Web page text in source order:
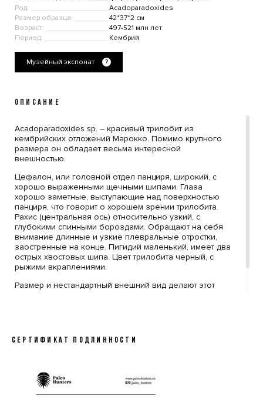
Род:
Acadoparadoxides
Размер образца:
42*37*2 см
Возраст:
497-521 млн лет
Период:
Кембрий
Музейный экспонат ?
ОПИСАНИЕ
Acadoparadoxides sp. – красивый трилобит из
кембрийских отложений Марокко. Помимо крупного
размера он обладает весьма интересной
внешностью.
Цефалон, или головной отдел панциря, широкий, с
хорошо выраженными щечными шипами. Глаза
хорошо заметные, выступающие над поверхностью
панциря, что говорит о хорошем зрении трилобита.
Рахис (центральная ось) относительно узкий, с
глубокими спинными бороздами. Обращают на себя
внимание длинные и узкие плевральные отростки,
заостренные на конце. Пигидий маленький, имеет два
острых хвостовых шипа. Цвет трилобита черный, с
рыжими вкраплениями.
Размер и нестандартный внешний вид делают этот
СЕРТИФИКАТ ПОДЛИННОСТИ